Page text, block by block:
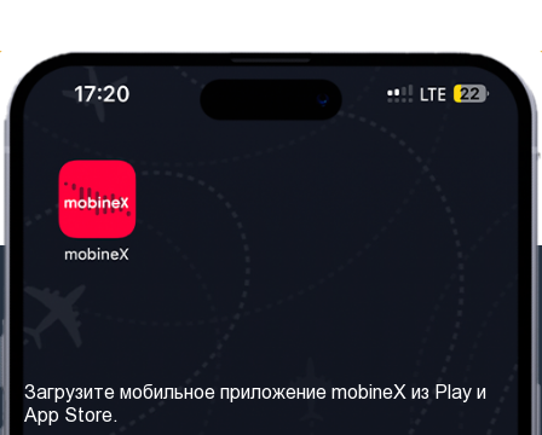
Наши сервисы
Правила и Условия
Загрузите мобильное приложение mobineX из Play и
App Store.